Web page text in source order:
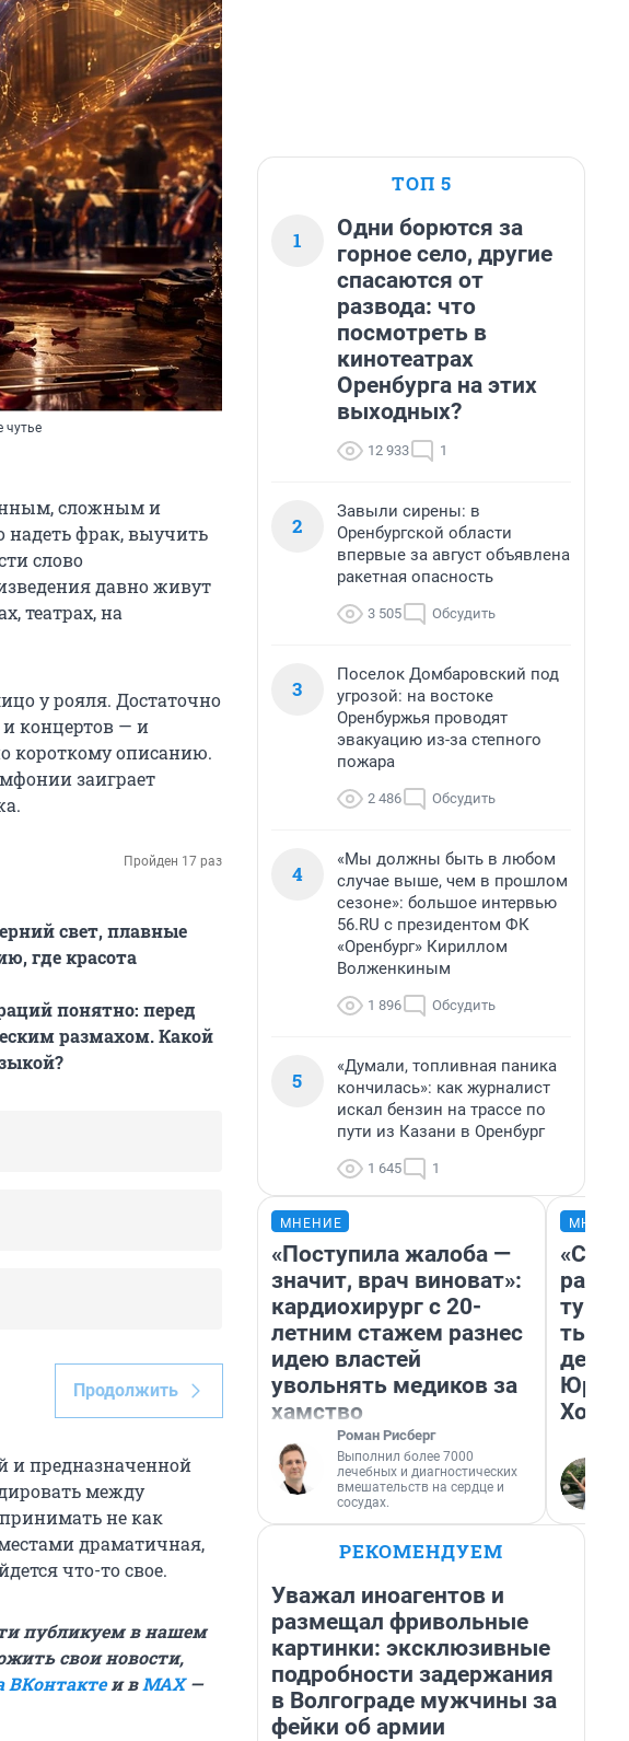
чутье
сложным и
фрак, выучить
слово
давно живут
театрах, на
у рояля. Достаточно
концертов — и
короткому описанию.
заиграет
Пройден 17 раз
свет, плавные
где красота
понятно: перед
размахом. Какой
Продолжить
и предназначенной
между
не как
драматичная,
что-то свое.
публикуем в нашем
свои новости,
ВКонтактеи вMAX—
ТОП 5
1
Одни борются за
горное село, другие
спасаются от
развода: что
посмотреть в
кинотеатрах
Оренбурга на этих
выходных?
12 933 1
2
Завыли сирены: в
Оренбургской области
впервые за август объявлена
ракетная опасность
3 505 Обсудить
3
Поселок Домбаровский под
угрозой: на востоке
Оренбуржья проводят
эвакуацию из-за степного
пожара
2 486 Обсудить
4
«Мы должны быть в любом
случае выше, чем в прошлом
сезоне»: большое интервью
56.RU с президентом ФК
«Оренбург» Кириллом
Волженкиным
1 896 Обсудить
5
«Думали, топливная паника
кончилась»: как журналист
искал бензин на трассе по
пути из Казани в Оренбург
1 645 1
МНЕНИЕ
«Поступила жалоба —
значит, врач виноват»:
кардиохирург с 20-
летним стажем разнес
идею властей
увольнять медиков за
хамство
Роман Рисберг
Выполнил более 7000
лечебных и диагностических
вмешательств на сердце и
сосудах.
день
РЕКОМЕНДУЕМ
Уважал иноагентов и
размещал фривольные
картинки: эксклюзивные
подробности задержания
в Волгограде мужчины за
фейки об армии